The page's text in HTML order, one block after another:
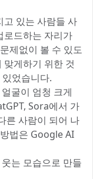
고 있는 사람들 사
로드하는 자리가
제없이 볼 수 있도
게하기 위한 것
었습니다.
굴이 엄청 크게
Sora에서 가
른 사람이 되어 나
법은 Google AI
는 모습으로 만들